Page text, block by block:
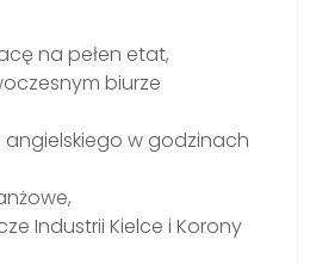
na pełen etat,
biurze
angielskiego w godzinach
Industrii Kielce i Korony